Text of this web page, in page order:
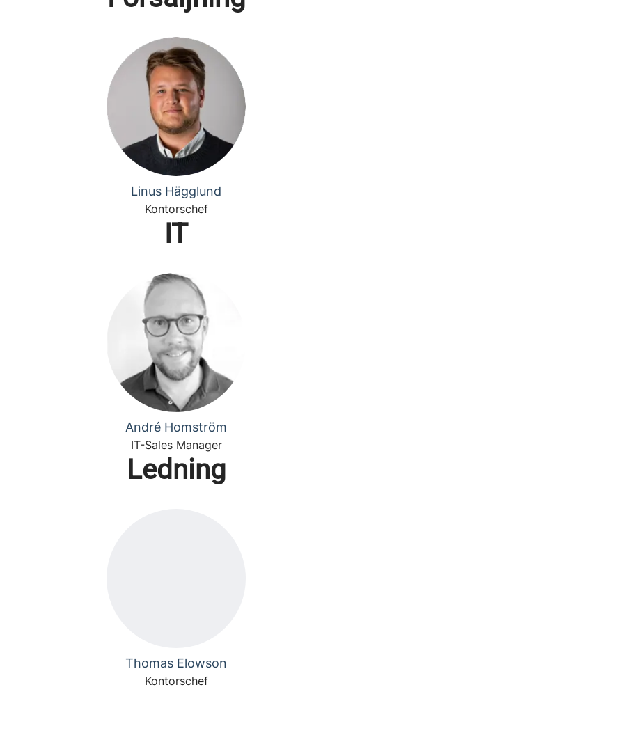
Linus Hägglund
Kontorschef
IT
André Homström
IT-Sales Manager
Ledning
Thomas Elowson
Kontorschef